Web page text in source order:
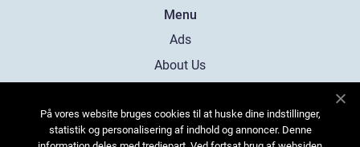
Menu
Ads
About Us
Contact
Sitemap
På vores website bruges cookies til at huske dine indstillinger,
statistik og personalisering af indhold og annoncer. Denne